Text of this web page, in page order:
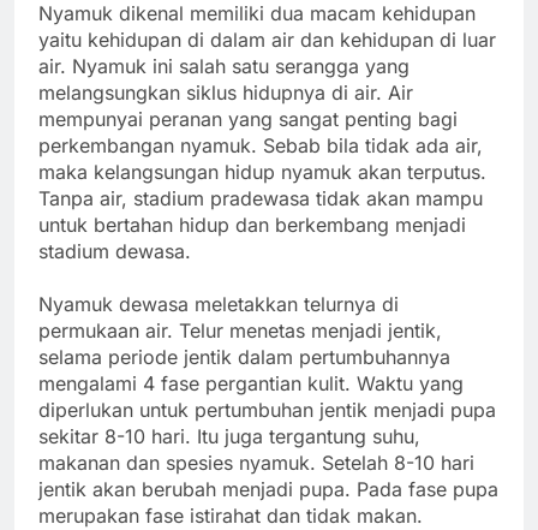
Nyamuk dikenal memiliki dua macam kehidupan
yaitu kehidupan di dalam air dan kehidupan di luar
air. Nyamuk ini salah satu serangga yang
melangsungkan siklus hidupnya di air. Air
mempunyai peranan yang sangat penting bagi
perkembangan nyamuk. Sebab bila tidak ada air,
maka kelangsungan hidup nyamuk akan terputus.
Tanpa air, stadium pradewasa tidak akan mampu
untuk bertahan hidup dan berkembang menjadi
stadium dewasa.
Nyamuk dewasa meletakkan telurnya di
permukaan air. Telur menetas menjadi jentik,
selama periode jentik dalam pertumbuhannya
mengalami 4 fase pergantian kulit. Waktu yang
diperlukan untuk pertumbuhan jentik menjadi pupa
sekitar 8-10 hari. Itu juga tergantung suhu,
makanan dan spesies nyamuk. Setelah 8-10 hari
jentik akan berubah menjadi pupa. Pada fase pupa
merupakan fase istirahat dan tidak makan.